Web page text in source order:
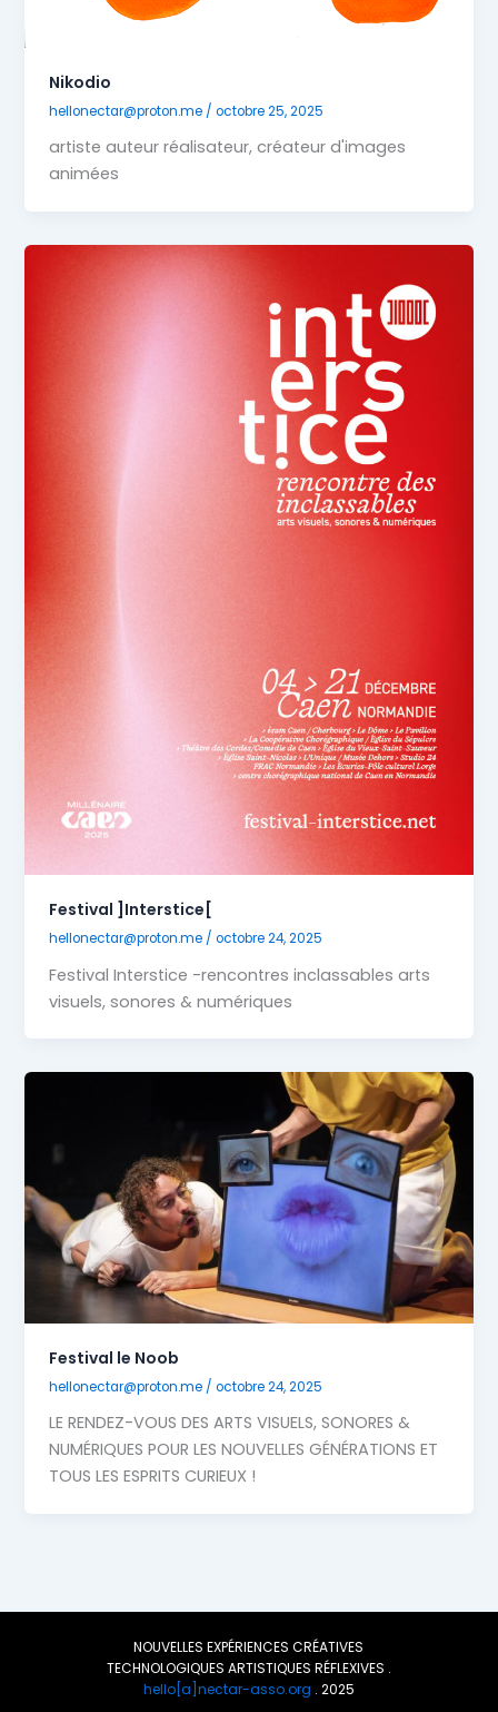
Nikodio
hellonectar@proton.me /octobre 25, 2025
artiste auteur réalisateur, créateur d'images
animées
Festival ]Interstice[
hellonectar@proton.me /octobre 24, 2025
Festival Interstice -rencontres inclassables arts
visuels, sonores & numériques
Festival le Noob
hellonectar@proton.me /octobre 24, 2025
LE RENDEZ-VOUS DES ARTS VISUELS, SONORES &
NUMÉRIQUES POUR LES NOUVELLES GÉNÉRATIONS ET
TOUS LES ESPRITS CURIEUX !
NOUVELLES EXPÉRIENCES CRÉATIVES
TECHNOLOGIQUES ARTISTIQUES RÉFLEXIVES .
hello[a]nectar-asso.org . 2025